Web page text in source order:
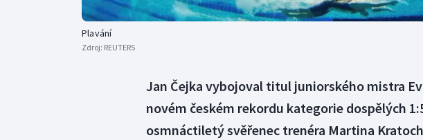
Plavání
Zdroj: REUTERS
Jan Čejka vybojoval titul juniorského mistra
novém českém rekordu kategorie dospělých
osmnáctiletý svěřenec trenéra Martina